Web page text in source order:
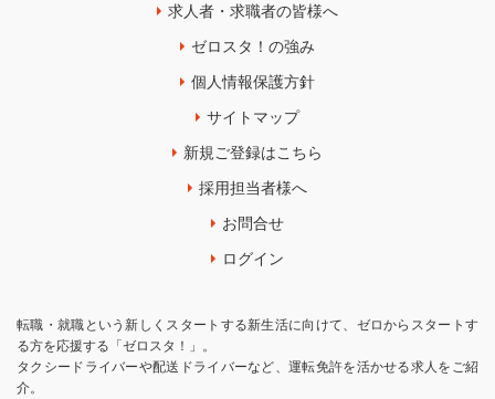
求人者・求職者の皆様へ
ゼロスタ！の強み
個人情報保護方針
サイトマップ
新規ご登録はこちら
採用担当者様へ
お問合せ
ログイン
転職・就職という新しくスタートする新生活に向けて、ゼロからスタートす
る方を応援する「ゼロスタ！」。
タクシードライバーや配送ドライバーなど、運転免許を活かせる求人をご紹
介。